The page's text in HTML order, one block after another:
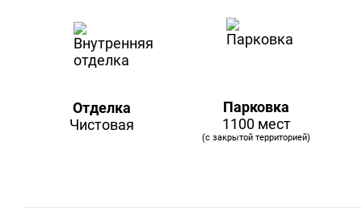
Отделка
Чистовая
Парковка
1100 мест
(с закрытой территорией)